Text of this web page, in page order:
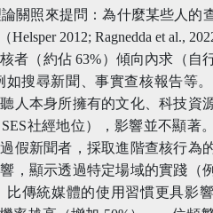
關照來提問：為什麼某些人的
2012; Ragnedda et al.,
者（約佔 63%）傾向內求（自
搜尋新聞、事實查核報告等
人本身所擁有的文化、科技資
社經地位），影響並不顯著
假新聞者，採取進階查核行為
，顯示透過特定場域的實踐（
傳統媒體的使用習慣更具影